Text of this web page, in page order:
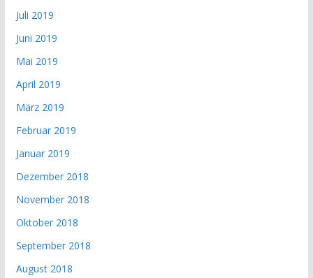
Juli 2019
Juni 2019
Mai 2019
April 2019
März 2019
Februar 2019
Januar 2019
Dezember 2018
November 2018
Oktober 2018
September 2018
August 2018